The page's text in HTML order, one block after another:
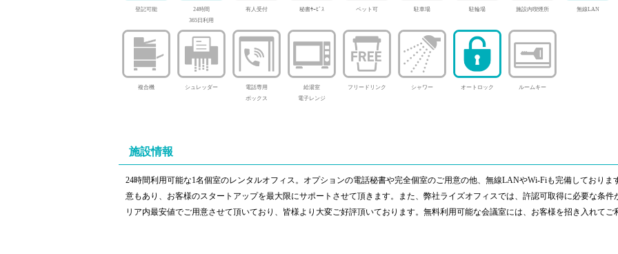
登記可能
24時間
365日利用
有人受付 秘書ｻｰﾋﾞｽ ペット可 駐車場 駐輪場 施設内喫煙所 無線LAN
複合機 シュレッダー
電話専用
ボックス
給湯室
電子レンジ
フリードリンク シャワー オートロック ルームキー
施設情報
24時間利用可能な1名個室のレンタルオフィス。オプションの電話秘書や完全個室のご用意の他、無線LANやWi-Fiも完備しており
意もあり、お客様のスタートアップを最大限にサポートさせて頂きます。また、弊社ライズオフィスでは、許認可取得に必要な条
リア内最安値でご用意させて頂いており、皆様より大変ご好評頂いております。無料利用可能な会議室には、お客様を招き入れて